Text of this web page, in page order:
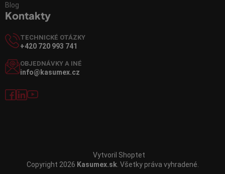
Blog
Kontakty
TECHNICKÉ OTÁZKY
+420 720 993 741
OBJEDNÁVKY A INÉ
info@kasumex.cz
Vytvoril Shoptet
Copyright 2026 Kasumex.sk. Všetky práva vyhradené.